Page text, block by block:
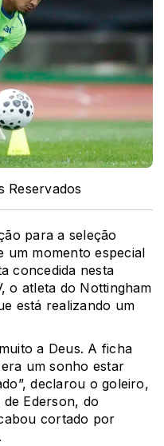
Reservados
para a seleção
um momento especial
concedida nesta
o atleta do Nottingham
está realizando um
a Deus. A ficha
um sonho estar
declarou o goleiro,
Ederson, do
cortado por